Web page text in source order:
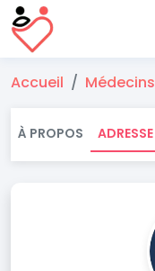
Accueil Médecins
À PROPOS ADRESSE